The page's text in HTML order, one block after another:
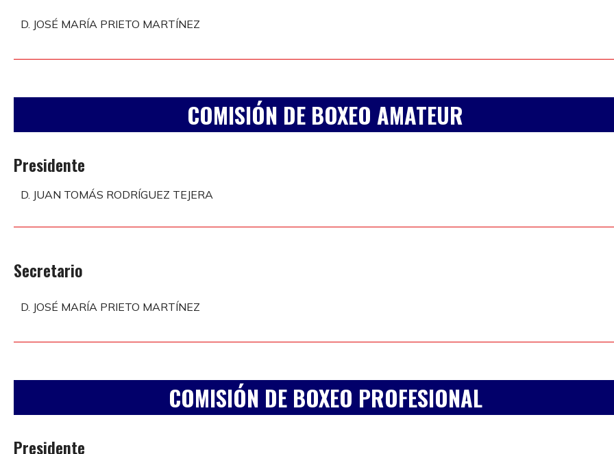
D. JOSÉ MARÍA PRIETO MARTÍNEZ
COMISIÓN DE BOXEO AMATEUR
Presidente
D. JUAN TOMÁS RODRÍGUEZ TEJERA
Secretario
D. JOSÉ MARÍA PRIETO MARTÍNEZ
COMISIÓN DE BOXEO PROFESIONAL
Presidente